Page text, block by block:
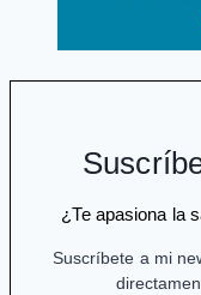
¿Te apasiona la
Suscríbete a mi